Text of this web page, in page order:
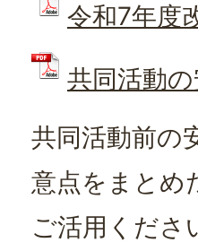
令和7年度
共同活動
共同活動前の
意点をまとめ
ご活用くださ